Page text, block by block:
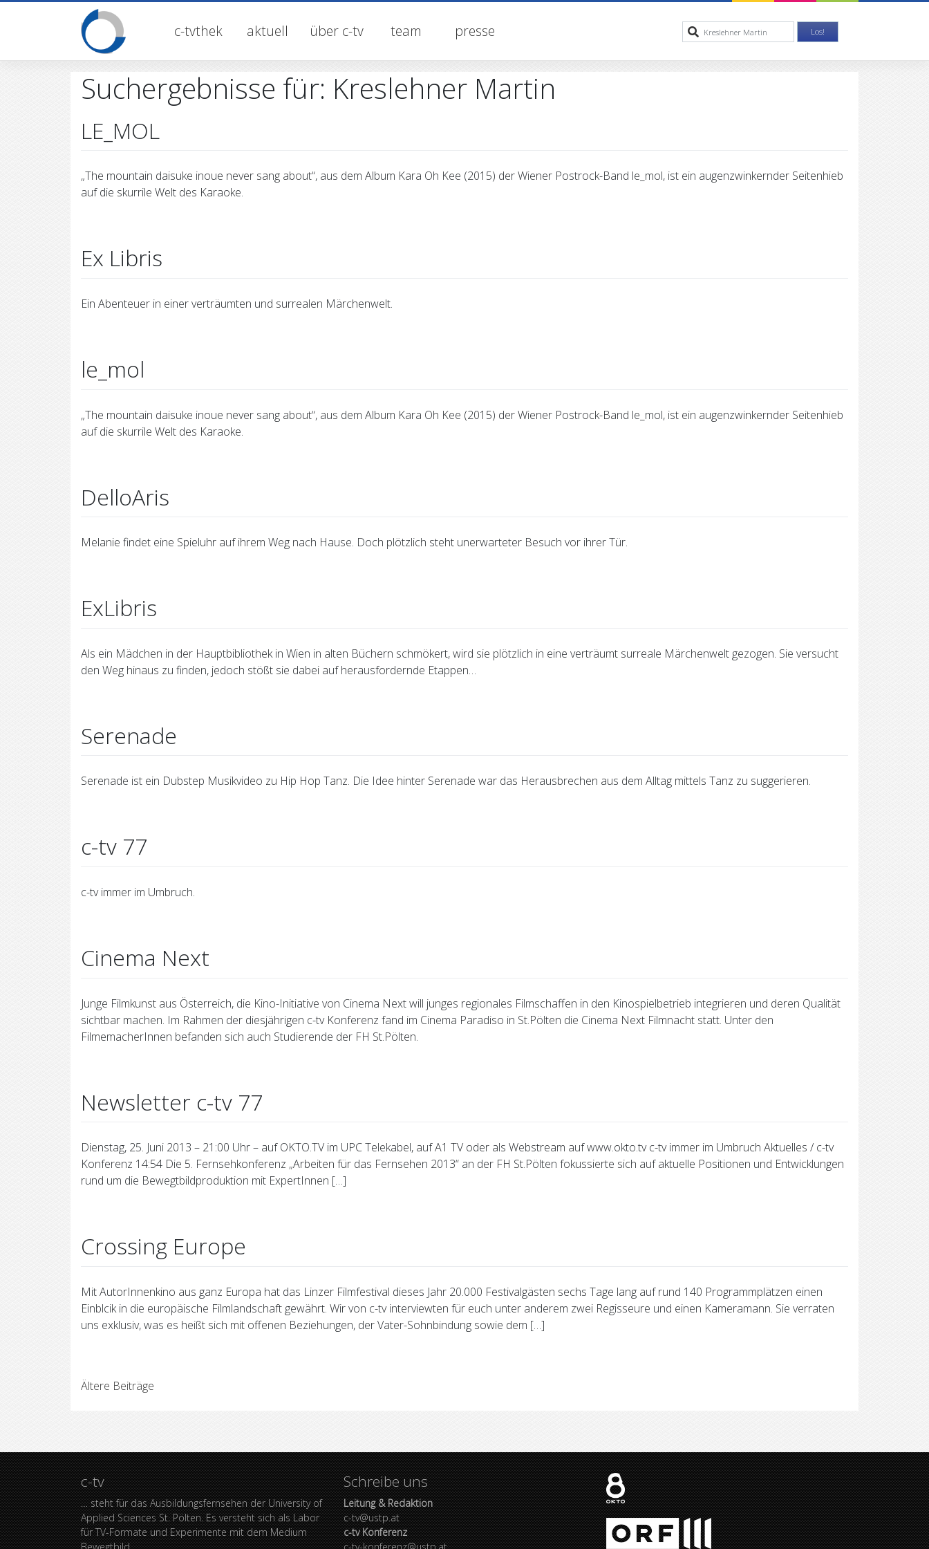
c-tvthek aktuell über c-tv team presse
Suchergebnisse für: Kreslehner Martin
LE_MOL
„The mountain daisuke inoue never sang about“, aus dem Album Kara Oh Kee (2015) der Wiener Postrock-Band le_mol, ist ein augenzwinkernder Seitenhieb
auf die skurrile Welt des Karaoke.
Ex Libris
Ein Abenteuer in einer verträumten und surrealen Märchenwelt.
le_mol
„The mountain daisuke inoue never sang about“, aus dem Album Kara Oh Kee (2015) der Wiener Postrock-Band le_mol, ist ein augenzwinkernder Seitenhieb
auf die skurrile Welt des Karaoke.
DelloAris
Melanie findet eine Spieluhr auf ihrem Weg nach Hause. Doch plötzlich steht unerwarteter Besuch vor ihrer Tür.
ExLibris
Als ein Mädchen in der Hauptbibliothek in Wien in alten Büchern schmökert, wird sie plötzlich in eine verträumt surreale Märchenwelt gezogen. Sie versucht
den Weg hinaus zu finden, jedoch stößt sie dabei auf herausfordernde Etappen…
Serenade
Serenade ist ein Dubstep Musikvideo zu Hip Hop Tanz. Die Idee hinter Serenade war das Herausbrechen aus dem Alltag mittels Tanz zu suggerieren.
c-tv 77
c-tv immer im Umbruch.
Cinema Next
Junge Filmkunst aus Österreich, die Kino-Initiative von Cinema Next will junges regionales Filmschaffen in den Kinospielbetrieb integrieren und deren Qualität
sichtbar machen. Im Rahmen der diesjährigen c-tv Konferenz fand im Cinema Paradiso in St.Pölten die Cinema Next Filmnacht statt. Unter den
FilmemacherInnen befanden sich auch Studierende der FH St.Pölten.
Newsletter c-tv 77
Dienstag, 25. Juni 2013 – 21:00 Uhr – auf OKTO.TV im UPC Telekabel, auf A1 TV oder als Webstream auf www.okto.tv c-tv immer im Umbruch Aktuelles / c-tv
Konferenz 14:54 Die 5. Fernsehkonferenz „Arbeiten für das Fernsehen 2013“ an der FH St.Pölten fokussierte sich auf aktuelle Positionen und Entwicklungen
rund um die Bewegtbildproduktion mit ExpertInnen […]
Crossing Europe
Mit AutorInnenkino aus ganz Europa hat das Linzer Filmfestival dieses Jahr 20.000 Festivalgästen sechs Tage lang auf rund 140 Programmplätzen einen
Einblcik in die europäische Filmlandschaft gewährt. Wir von c-tv interviewten für euch unter anderem zwei Regisseure und einen Kameramann. Sie verraten
uns exklusiv, was es heißt sich mit offenen Beziehungen, der Vater-Sohnbindung sowie dem […]
Beitragsnavigation
Ältere Beiträge
c-tv
… steht für das Ausbildungsfernsehen der University of
Applied Sciences St. Pölten. Es versteht sich als Labor
für TV-Formate und Experimente mit dem Medium
Schreibe uns
Leitung & Redaktion
c-tv@ustp.at
c-tv Konferenz